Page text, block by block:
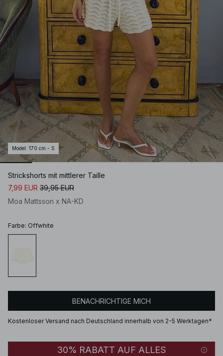
Model : 170 cm - S
Strickshorts mit mittlerer Taille
7,99 EUR 39,95 EUR
Moa Mattsson x NA-KD
Farbe: Offwhite
BENACHRICHTIGE MICH
Kostenloser Versand nach Deutschland innerhalb von 2-5 Werktagen*
30% RABATT AUF ALLES